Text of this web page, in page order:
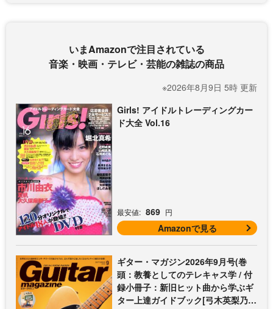
いまAmazonで注目されている
音楽・映画・テレビ・芸能の雑誌の商品
※2026年8月9日 5時 更新
Girls! アイドルトレーディングカー
ド大全 Vol.16
最安値: 869 円
Amazonで見る
ギター・マガジン2026年9月号(巻
頭：教養としてのテレキャス学 / 付
録小冊子：新旧ヒット曲から学ぶギ
ター上達ガイドブック[弓木英梨乃の